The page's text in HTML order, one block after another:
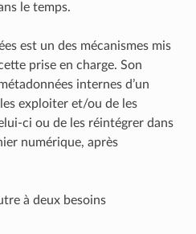
le temps.
est un des mécanismes mis
prise en charge. Son
internes d’un
exploiter et/ou de les
ci ou de les réintégrer dans
numérique, après
à deux besoins